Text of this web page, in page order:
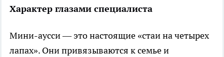
Характер глазами специалиста
Мини-аусси — это настоящие «стаи на четырех
лапах». Они привязываются к семье и